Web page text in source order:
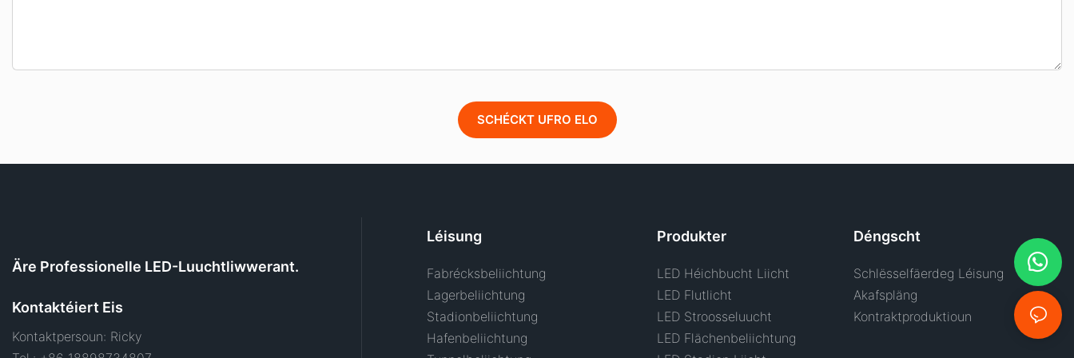
SCHÉCKT UFRO ELO
Äre Professionelle LED-Luuchtliwwerant.
Kontaktéiert Eis
Kontaktpersoun: Ricky
Léisung
Fabrécksbeliichtung
Lagerbeliichtung
Stadionbeliichtung
Hafenbeliichtung
Produkter
LED Héichbucht Liicht
LED Flutlicht
LED Stroosseluucht
LED Flächenbeliichtung
Déngscht
Schlësselfäerdeg Léisung
Akafspläng
Kontraktproduktioun